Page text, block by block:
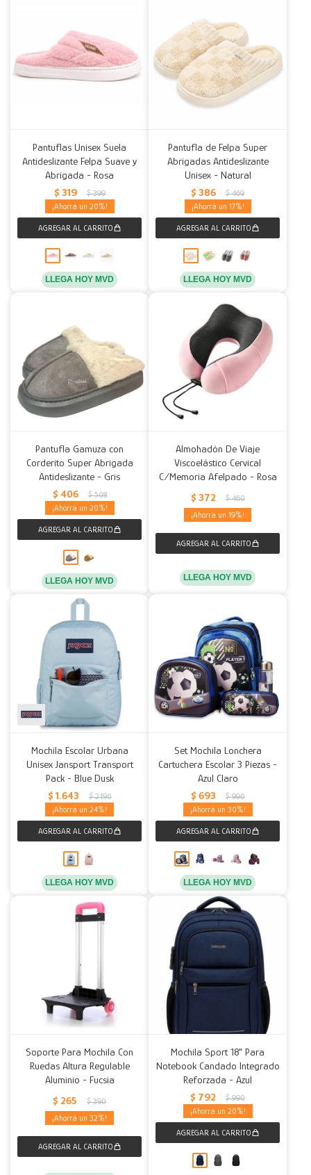
Pantuflas Unisex Suela
Antideslizante Felpa Suave y
Abrigada - Rosa
$ 319 $ 399
20
LLEGA HOY MVD
Pantufla de Felpa Super
Abrigadas Antideslizante
Unisex - Natural
$ 386 $ 469
17
LLEGA HOY MVD
Pantufla Gamuza con
Corderito Super Abrigada
Antideslizante - Gris
$ 406 $ 508
20
LLEGA HOY MVD
Almohadón De Viaje
Viscoelástico Cervical
C/Memoria Afelpado - Rosa
$ 372 $ 460
19
LLEGA HOY MVD
Mochila Escolar Urbana
Unisex Jansport Transport
Pack - Blue Dusk
$ 1.643 $ 2.190
24
LLEGA HOY MVD
Set Mochila Lonchera
Cartuchera Escolar 3 Piezas -
Azul Claro
$ 693 $ 990
30
LLEGA HOY MVD
Soporte Para Mochila Con
Ruedas Altura Regulable
Aluminio - Fucsia
$ 265 $ 390
32
Mochila Sport 18" Para
Notebook Candado Integrado
Reforzada - Azul
$ 792 $ 990
20